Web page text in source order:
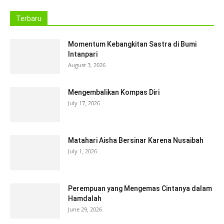
Terbaru
Momentum Kebangkitan Sastra di Bumi
Intanpari
August 3, 2026
Mengembalikan Kompas Diri
July 17, 2026
Matahari Aisha Bersinar Karena Nusaibah
July 1, 2026
Perempuan yang Mengemas Cintanya dalam
Hamdalah
June 29, 2026